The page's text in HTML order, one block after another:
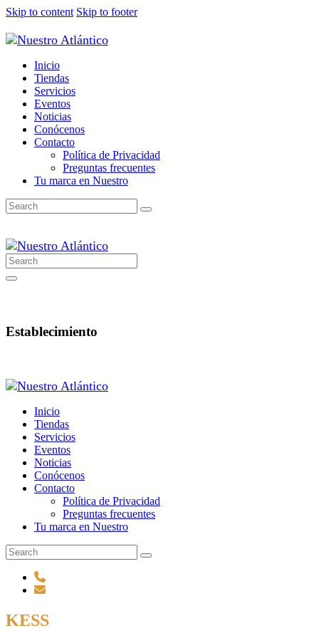
Skip to content Skip to footer
Inicio
Tiendas
Servicios
Eventos
Noticias
Conócenos
Contacto
Política de Privacidad
Preguntas frecuentes
Tu marca en Nuestro
Establecimiento
Inicio
Tiendas
Servicios
Eventos
Noticias
Conócenos
Contacto
Política de Privacidad
Preguntas frecuentes
Tu marca en Nuestro
KESS